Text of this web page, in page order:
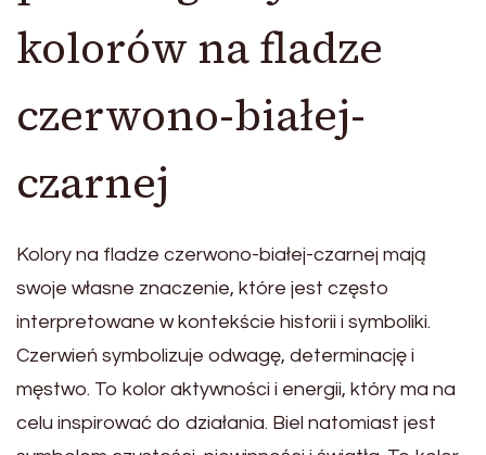
kolorów na fladze
czerwono-białej-
czarnej
Kolory na fladze czerwono-białej-czarnej mają
swoje własne znaczenie, które jest często
interpretowane w kontekście historii i symboliki.
Czerwień symbolizuje odwagę, determinację i
męstwo. To kolor aktywności i energii, który ma na
celu inspirować do działania. Biel natomiast jest